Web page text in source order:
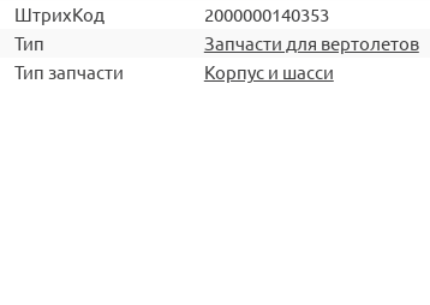
ШтрихКод
2000000140353
Тип
Запчасти для вертолетов
Тип запчасти
Корпус и шасси